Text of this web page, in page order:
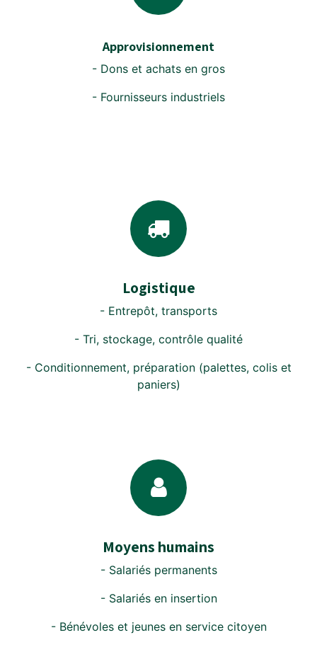
Approvisionnement
- Dons et achats en gros
- Fournisseurs industriels
Logistique
- Entrepôt, transports
- Tri, stockage, contrôle qualité
- Conditionnement, préparation (palettes, colis et
paniers)
Moyens humains
- Salariés permanents
- Salariés en insertion
- Bénévoles et jeunes en service citoyen